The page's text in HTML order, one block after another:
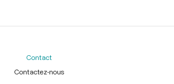
Contact
Contactez-nous